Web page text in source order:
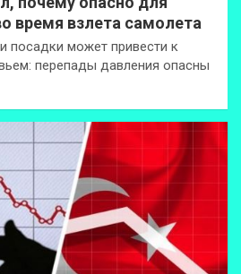
время взлета самолета
посадки может привести к
перепады давления опасны